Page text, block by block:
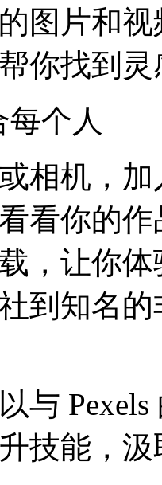
图片和
你找到灵
每个人
相机，
看你的
，让你
到知名
与
技能，